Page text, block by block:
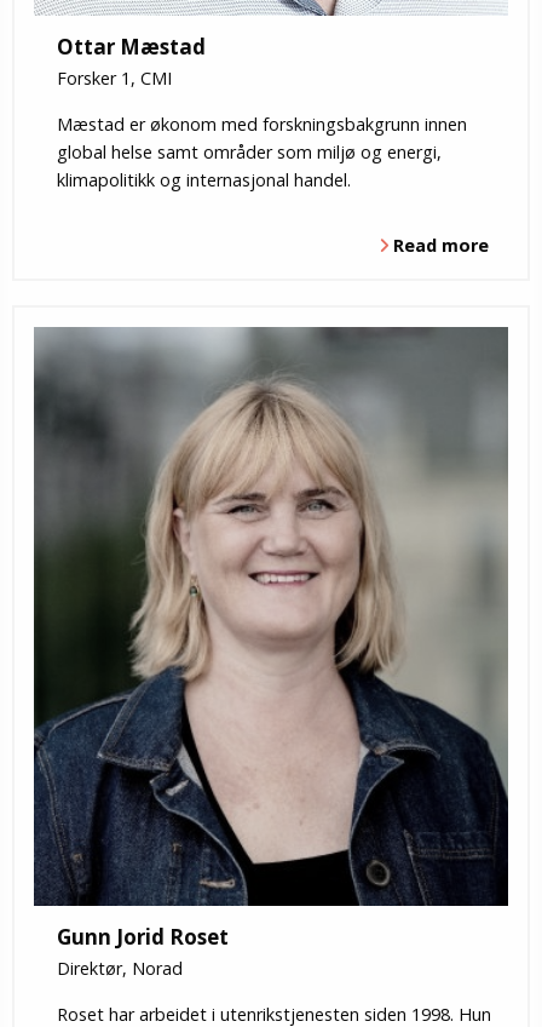
Ottar Mæstad
Forsker 1, CMI
Mæstad er økonom med forskningsbakgrunn innen
global helse samt områder som miljø og energi,
klimapolitikk og internasjonal handel.
Read more
Gunn Jorid Roset
Direktør, Norad
Roset har arbeidet i utenrikstjenesten siden 1998. Hun